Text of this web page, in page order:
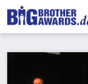
Direkt
zum
Inhalt